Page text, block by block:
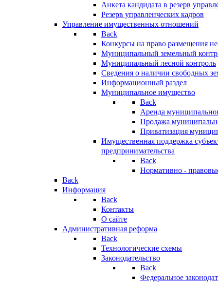
Анкета кандидата в резерв
Резерв управленческих кадров
Управление имущественных отношений
Back
Конкурсы на право размещения
Муниципальный земельный
Муниципальный лесной контроль
Сведения о наличии свободных
Информационный раздел
Муниципальное имущество
Back
Аренда
Продажа
Приватизация
Имущественная поддержка
предпринимательства
Back
Нормативно -
Back
Информация
Back
Контакты
О сайте
Административная реформа
Back
Технологические схемы
Законодательство
Back
Федеральное